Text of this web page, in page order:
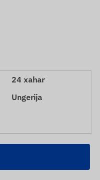
24 xahar
Ungerija